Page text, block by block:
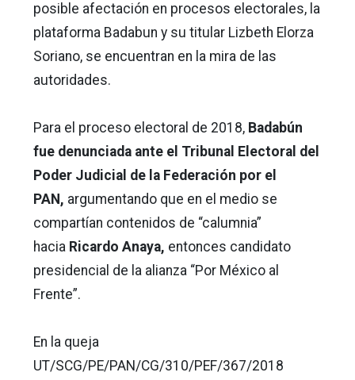
posible afectación en procesos electorales, la
plataforma Badabun y su titular Lizbeth Elorza
Soriano, se encuentran en la mira de las
autoridades.
Para el proceso electoral de 2018, Badabún
fue denunciada ante el Tribunal Electoral del
Poder Judicial de la Federación por el
PAN, argumentando que en el medio se
compartían contenidos de “calumnia”
hacia Ricardo Anaya, entonces candidato
presidencial de la alianza “Por México al
Frente”.
En la queja
UT/SCG/PE/PAN/CG/310/PEF/367/2018